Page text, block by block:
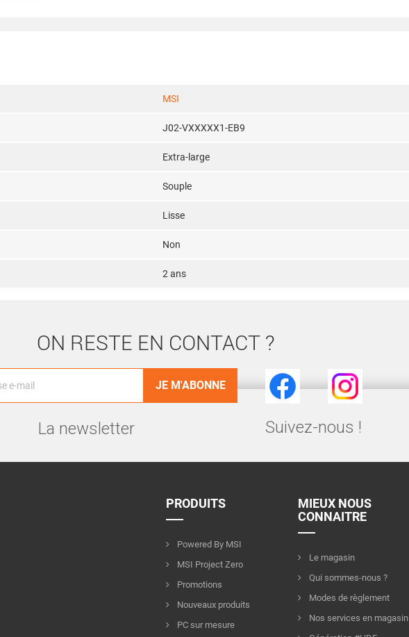
MSI
J02-VXXXXX1-EB9
Extra-large
Souple
Lisse
Non
2 ans
ON RESTE EN CONTACT ?
La newsletter
Facebook Instagram
Suivez-nous !
PRODUITS
Powered By MSI
MSI Project Zero
Promotions
Nouveaux produits
PC sur mesure
MIEUX NOUS
CONNAITRE
Le magasin
Qui sommes-nous ?
Modes de règlement
Nos services en magasin